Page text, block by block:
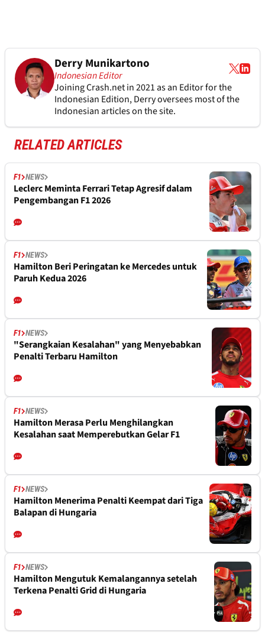
Derry Munikartono
Indonesian Editor
Joining Crash.net in 2021 as an Editor for the
Indonesian Edition, Derry oversees most of the
Indonesian articles on the site.
RELATED ARTICLES
F1 NEWS
Leclerc Meminta Ferrari Tetap Agresif dalam
Pengembangan F1 2026
F1 NEWS
Hamilton Beri Peringatan ke Mercedes untuk
Paruh Kedua 2026
F1 NEWS
"Serangkaian Kesalahan" yang Menyebabkan
Penalti Terbaru Hamilton
F1 NEWS
Hamilton Merasa Perlu Menghilangkan
Kesalahan saat Memperebutkan Gelar F1
F1 NEWS
Hamilton Menerima Penalti Keempat dari Tiga
Balapan di Hungaria
F1 NEWS
Hamilton Mengutuk Kemalangannya setelah
Terkena Penalti Grid di Hungaria